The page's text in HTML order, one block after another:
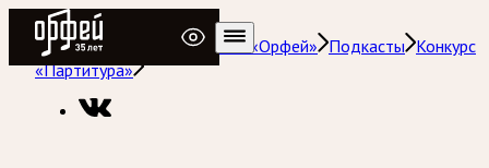
Радио Орфей
Радио классической музыки «Орфей» Подкасты Конкурс
«Партитура»